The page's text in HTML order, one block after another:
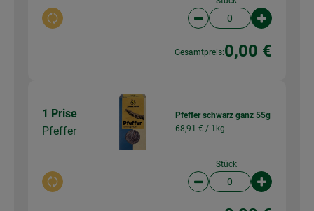
Auswahl ändern Artikelanzahl
Gesamtpreis:0,00 €
1 Prise
Pfeffer
Auswahl ändern
Pfeffer schwarz ganz 55g
68,91 € / 1kg
Stück
Artikelanzahl